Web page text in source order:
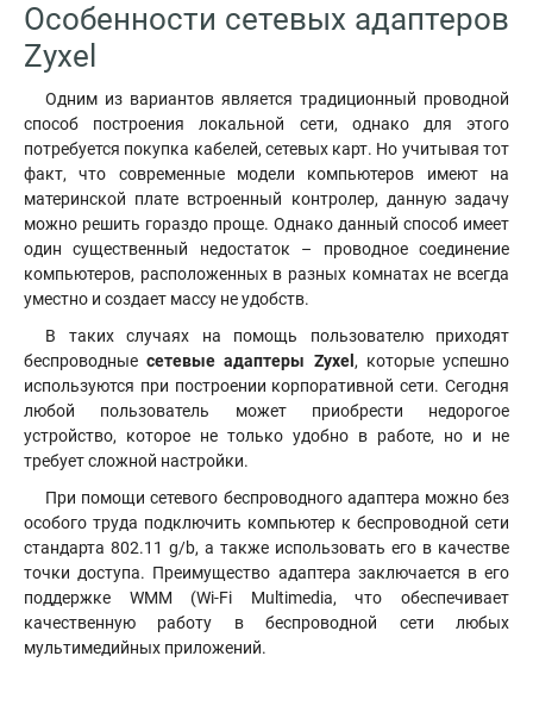
Особенности сетевых адаптеров
Zyxel
Одним из вариантов является традиционный проводной
способ построения локальной сети, однако для этого
потребуется покупка кабелей, сетевых карт. Но учитывая тот
факт, что современные модели компьютеров имеют на
материнской плате встроенный контролер, данную задачу
можно решить гораздо проще. Однако данный способ имеет
один существенный недостаток – проводное соединение
компьютеров, расположенных в разных комнатах не всегда
уместно и создает массу не удобств.
В таких случаях на помощь пользователю приходят
беспроводныесетевые адаптеры Zyxel , которые успешно
используются при построении корпоративной сети. Сегодня
любой пользователь может приобрести недорогое
устройство, которое не только удобно в работе, но и не
требует сложной настройки.
При помощи сетевого беспроводного адаптера можно без
особого труда подключить компьютер к беспроводной сети
стандарта 802.11 g/b, а также использовать его в качестве
точки доступа. Преимущество адаптера заключается в его
поддержке WMM (Wi-Fi Multimedia, что обеспечивает
качественную работу в беспроводной сети любых
мультимедийных приложений.